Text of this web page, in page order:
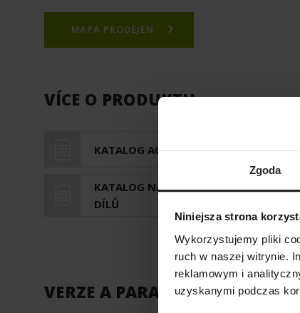
Zgoda
Niniejsza strona
Wykorzystujemy pliki
ruch w naszej witrynie.
reklamowym i
uzyskanymi podczas
MAPA PRODEJEN
VÍCE O PRODUKTU
KATALOG AQUAEL PDF
KATALOG NÁHRADNÍCH
DÍLŮ
PDF
VERZE A PARAMETRY